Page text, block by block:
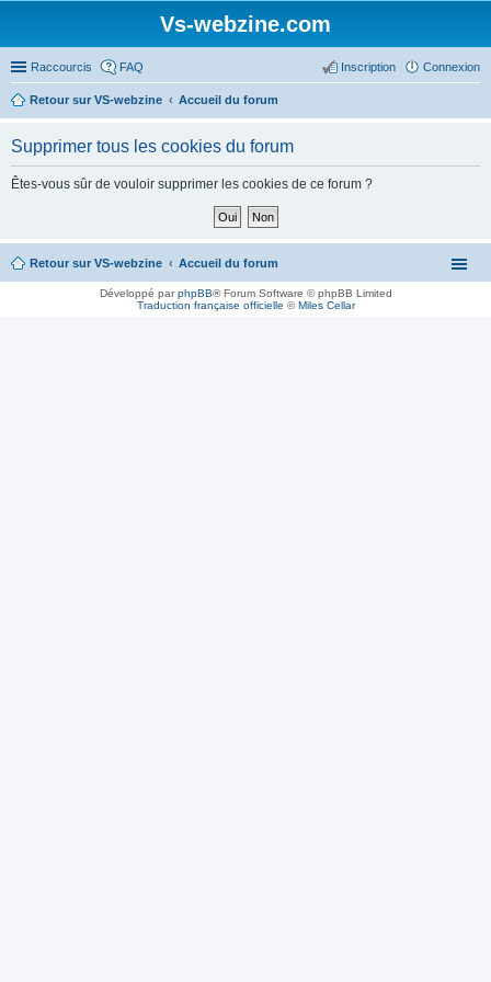
Vs-webzine.com
Raccourcis FAQ Connexion
Inscription
Retour sur VS-webzine Accueil du forum
Supprimer tous les cookies du forum
Êtes-vous sûr de vouloir supprimer les cookies de ce forum ?
Retour sur VS-webzine Accueil du forum
Développé parphpBB® Forum Software © phpBB Limited
Traduction française officielle ©Miles Cellar